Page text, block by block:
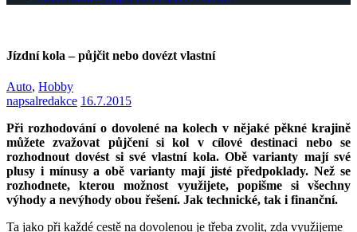
Jízdní kola – půjčit nebo dovézt vlastní
Auto, Hobby
napsalredakce 16.7.2015
Při rozhodování o dovolené na kolech v nějaké pěkné krajině
můžete zvažovat půjčení si kol v cílové destinaci nebo se
rozhodnout dovést si své vlastní kola. Obě varianty mají své
plusy i mínusy a obě varianty mají jisté předpoklady. Než se
rozhodnete, kterou možnost využijete, popišme si všechny
výhody a nevýhody obou řešení. Jak technické, tak i finanční.
Ta jako při každé cestě na dovolenou je třeba zvolit, zda využijeme